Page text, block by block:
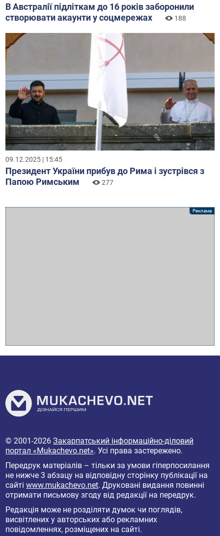
В Австралії підліткам до 16 років заборонили
створювати акаунти у соцмережах
188
09.12.2025 | 15:45
Президент України прибув до Рима і зустрівся з
Папою Римським
277
© 2001-2026Закарпатський інформаційно-діловий
портал «Mukachevo.net». Усі права застережено.
Передрук матеріалів – тільки за умови гіперпосилання
не нижче 3 абзацу на відповідну сторінку публікації на
сайтіwww.mukachevo.net. Друковані видання повинні
отримати письмову згоду від редакції на передрук.
Редакція може не розділяти думок чи поглядів,
висвітлених у авторських або рекламних
повідомленнях, розміщених на сайті.